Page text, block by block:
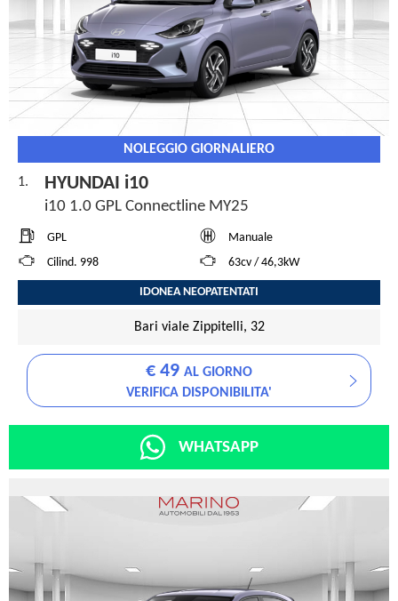
NOLEGGIO GIORNALIERO
1. HYUNDAI i10
i10 1.0 GPL Connectline MY25
GPL
Manuale
Cilind. 998
63cv / 46,3kW
IDONEA NEOPATENTATI
Bari viale Zippitelli, 32
€ 49 AL GIORNO
VERIFICA DISPONIBILITA'
WHATSAPP